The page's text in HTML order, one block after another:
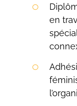
en